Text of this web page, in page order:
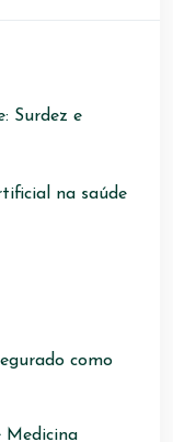
Surdez e
na saúde
como
Medicina